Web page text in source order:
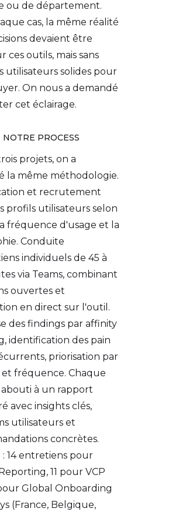
ou de département.
cas, la même réalité
devaient être
ces outils, mais sans
utilisateurs solides pour
On nous a demandé
cet éclairage.
NOTRE PROCESS
projets, on a
la même méthodologie.
et recrutement
profils utilisateurs selon
fréquence d'usage et la
Conduite
individuels de 45 à
via Teams, combinant
ouvertes et
en direct sur l'outil.
des findings par affinity
identification des pain
priorisation par
et fréquence. Chaque
à un rapport
avec insights clés,
utilisateurs et
concrètes.
14 entretiens pour
11 pour VCP
Global Onboarding
(France, Belgique,